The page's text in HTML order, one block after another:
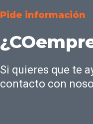
Pide información
Si quieres que te
contacto con